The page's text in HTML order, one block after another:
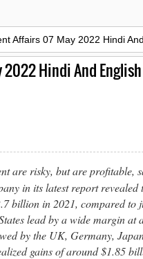
Affairs 07 May 2022 Hindi
Hindi And
are risky, but are profitable,
in its latest report
billion in 2021, compared
lead by a wide margin at
by the UK, Germany,
gains of around $1.85